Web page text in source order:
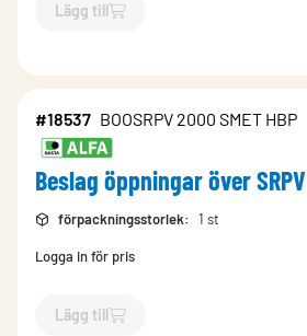
Lägg till
`$Lägg till
#18537 BOOSRPV 2000 SMET HBP
Beslag öppningar över SRPV
förpackningsstorlek: 1 st
Logga in för pris
Lägg till
`$Lägg till